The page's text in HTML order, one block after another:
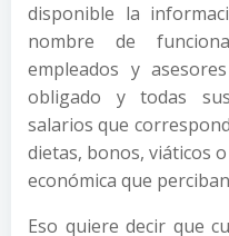
disponible la
nombre de
empleados y
obligado y todas sus
salarios que
dietas, bonos, viáticos
económica que
Eso quiere decir que